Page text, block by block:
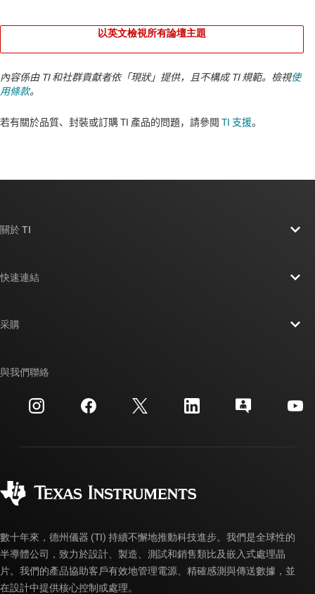
以英文檢視所有論壇主題
內容係由 TI 和社群貢獻者依「現狀」提供，且不構成 TI 規範。檢視使
用條款。
若有關於品質、封裝或訂購 TI 產品的問題，請參閱 TI 支援。​​​​​​​​​​​​​​
關於 TI
投資人關系
製造
快速連結
交互參考搜索
客戶支援中心
myTI 帳戶常見問題解答
采購
訂購 FAQ
與我們聯絡
數十年來，德州儀器 (TI) 持續不懈地推動科技進步。我們是全球性的
半導體公司，致力於設計、製造、測試和銷售類比及嵌入式處理晶
片。我們的產品協助客戶有效地管理電源、精確感測與傳送數據，並
在設計中提供核心控制或處理。